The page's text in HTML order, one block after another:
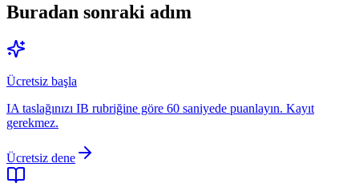
Buradan sonraki adım
Ücretsiz başla
IA taslağınızı IB rubriğine göre 60 saniyede puanlayın. Kayıt
gerekmez.
Ücretsiz dene